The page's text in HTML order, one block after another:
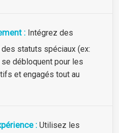
: Intégrez des
statuts spéciaux (ex:
se débloquent pour les
et engagés tout au
: Utilisez les